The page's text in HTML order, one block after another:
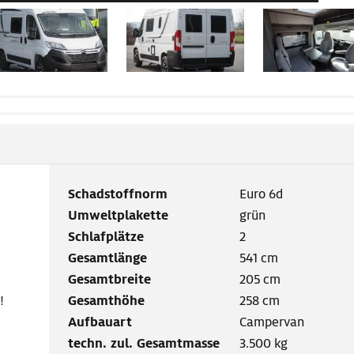
Schadstoffnorm
Euro 6d
Umweltplakette
grün
Schlafplätze
2
Gesamtlänge
541 cm
Gesamtbreite
205 cm
Gesamthöhe
258 cm
Aufbauart
Campervan
techn. zul. Gesamtmasse
3.500 kg